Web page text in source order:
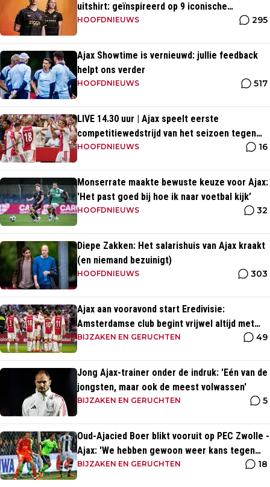
uitshirt: geïnspireerd op 9 iconische
momenten uit clubhistorie
HOOFDNIEUWS 295
Ajax Showtime is vernieuwd: jullie feedback
helpt ons verder
HOOFDNIEUWS 517
LIVE 14.30 uur | Ajax speelt eerste
competitiewedstrijd van het seizoen tegen
PEC Zwolle
HOOFDNIEUWS 16
Monserrate maakte bewuste keuze voor Ajax:
'Het past goed bij hoe ik naar voetbal kijk’
HOOFDNIEUWS 32
Diepe Zakken: Het salarishuis van Ajax kraakt
(en niemand bezuinigt)
HOOFDNIEUWS 303
Ajax aan vooravond start Eredivisie:
Amsterdamse club begint vrijwel altijd met
zege
BIJZAKEN EN GERUCHTEN 49
Jong Ajax-trainer onder de indruk: 'Eén van de
jongsten, maar ook de meest volwassen'
BIJZAKEN EN GERUCHTEN 5
Oud-Ajacied Boer blikt vooruit op PEC Zwolle -
Ajax: 'We hebben gewoon weer kans tegen
Ajax'
BIJZAKEN EN GERUCHTEN 18